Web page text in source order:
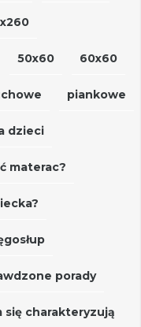
50x60 60x60
piankowe
dzieci
materac?
porady
się charakteryzują